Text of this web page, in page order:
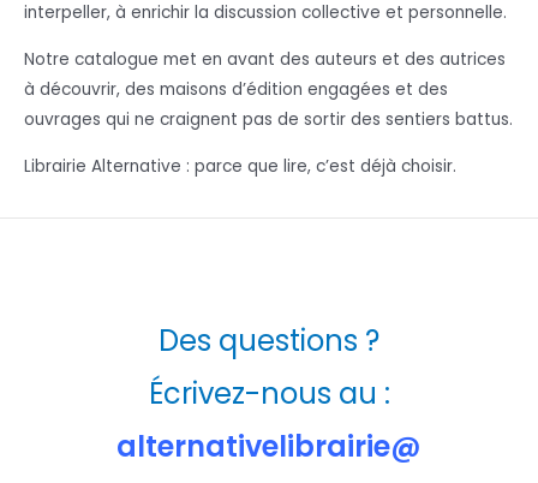
interpeller, à enrichir la discussion collective et personnelle.
Notre catalogue met en avant des auteurs et des autrices
à découvrir, des maisons d’édition engagées et des
ouvrages qui ne craignent pas de sortir des sentiers battus.
Librairie Alternative : parce que lire, c’est déjà choisir.
Des questions ?
Écrivez-nous au :
alternativelibrairie@